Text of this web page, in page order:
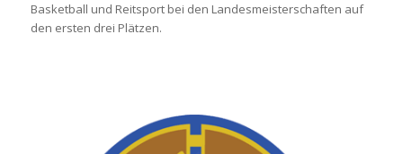
Basketball und Reitsport bei den Landesmeisterschaften auf
den ersten drei Plätzen.